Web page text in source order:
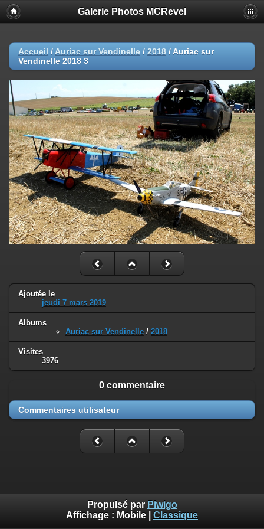
Galerie Photos MCRevel
Accueil / Auriac sur Vendinelle / 2018 / Auriac sur
Vendinelle 2018 3
Ajoutée le
jeudi 7 mars 2019
Albums
Auriac sur Vendinelle / 2018
Visites
3976
0 commentaire
Commentaires utilisateur
Propulsé par Piwigo
Affichage : Mobile Classique